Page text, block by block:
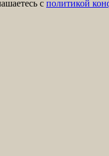
с политикой